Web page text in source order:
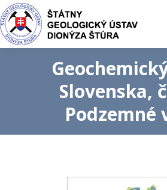
Slovenska,
Podzemné